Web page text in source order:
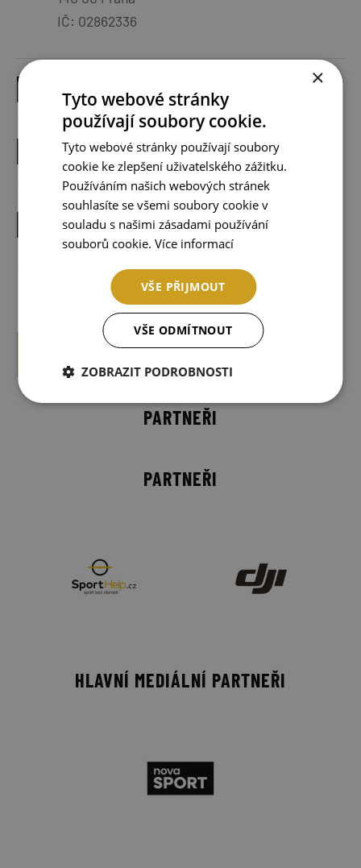
IČ: 02862336
PRAVIDLA
SPORTHELP - SPORTUJ BEZ STAROSTI
INFORMACE O ZPRACOVÁNÍ OSOBNÍCH
ÚDAJŮ
PARTNEŘI
PARTNEŘI
HLAVNÍ MEDIÁLNÍ PARTNEŘI
×
Tyto webové stránky
používají soubory cookie.
Tyto webové stránky používají soubory
cookie ke zlepšení uživatelského zážitku.
Používáním našich webových stránek
souhlasíte se všemi soubory cookie v
souladu s našimi zásadami používání
souborů cookie.Více informací
VŠE PŘIJMOUT
VŠE ODMÍTNOUT
ZOBRAZIT PODROBNOSTI